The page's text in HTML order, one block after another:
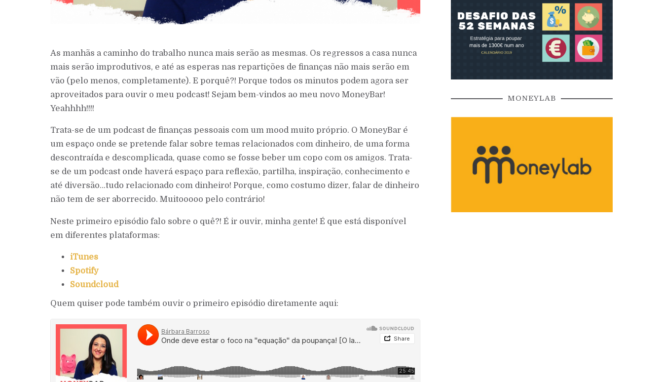
As manhãs a caminho do trabalho nunca mais serão as mesmas. Os regressos a casa nunca
mais serão improdutivos, e até as esperas nas repartições de finanças não mais serão em
vão (pelo menos, completamente). E porquê?! Porque todos os minutos podem agora ser
aproveitados para ouvir o meu podcast! Sejam bem-vindos ao meu novo MoneyBar!
Yeahhhh!!!!
Trata-se de um podcast de finanças pessoais com um mood muito próprio. O MoneyBar é
um espaço onde se pretende falar sobre temas relacionados com dinheiro, de uma forma
descontraída e descomplicada, quase como se fosse beber um copo com os amigos. Trata-
se de um podcast onde haverá espaço para reflexão, partilha, inspiração, conhecimento e
até diversão…tudo relacionado com dinheiro! Porque, como costumo dizer, falar de dinheiro
não tem de ser aborrecido. Muitooooo pelo contrário!
Neste primeiro episódio falo sobre o quê?! É ir ouvir, minha gente! É que está disponível
em diferentes plataformas:
iTunes
Spotify
Soundcloud
Quem quiser pode também ouvir o primeiro episódio diretamente aqui:
MONEYLAB